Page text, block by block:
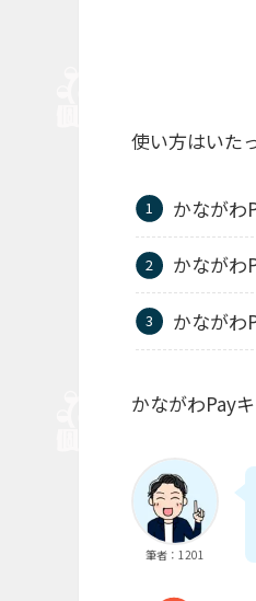
使い方はいた
かながわ
かながわ
かながわ
かながわPay
筆者：1201